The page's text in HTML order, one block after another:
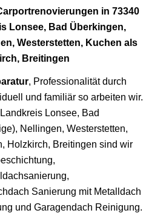
in 73340
Lonsee, Bad Überkingen,
Westerstetten, Kuchen als
Breitingen
, Professionalität durch
und familiär so arbeiten wir.
Lonsee, Bad
Nellingen, Westerstetten,
Holzkirch, Breitingen sind wir
Sanierung mit Metalldach
und Garagendach Reinigung.